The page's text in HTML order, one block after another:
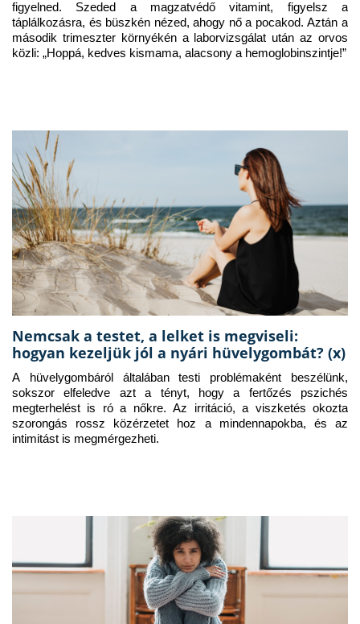
figyelned. Szeded a magzatvédő vitamint, figyelsz a
táplálkozásra, és büszkén nézed, ahogy nő a pocakod. Aztán a
második trimeszter környékén a laborvizsgálat után az orvos
közli: „Hoppá, kedves kismama, alacsony a hemoglobinszintje!”
Nemcsak a testet, a lelket is megviseli:
hogyan kezeljük jól a nyári hüvelygombát? (x)
A hüvelygombáról általában testi problémaként beszélünk,
sokszor elfeledve azt a tényt, hogy a fertőzés pszichés
megterhelést is ró a nőkre. Az irritáció, a viszketés okozta
szorongás rossz közérzetet hoz a mindennapokba, és az
intimitást is megmérgezheti.